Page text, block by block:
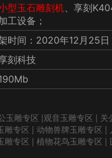
型玉石雕刻机、享刻
工设备；
时间：2020年12月25日
刻科技
玉雕专区 |观音玉雕专区 | 关
雕专区 | 动物兽牌玉雕专区 |
雕专区 | 植物花鸟玉雕专区 |